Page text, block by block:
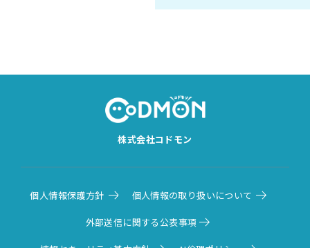
株式会社コドモン
個人情報保護方針 個人情報の取り扱いについて
外部送信に関する公表事項